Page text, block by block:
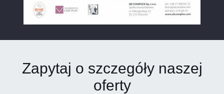
Zapytaj o szczegóły naszej
oferty